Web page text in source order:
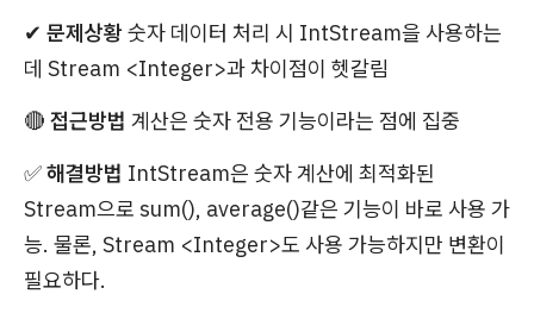
✔ 문제상황숫자 데이터 처리 시 IntStream을 사용하는
데 Stream <Integer>과 차이점이 헷갈림
🔴 접근방법 계산은 숫자 전용 기능이라는 점에 집중
✅해결방법 IntStream은 숫자 계산에 최적화된
Stream으로 sum(), average()같은 기능이 바로 사용 가
능. 물론, Stream <Integer>도 사용 가능하지만 변환이
필요하다.